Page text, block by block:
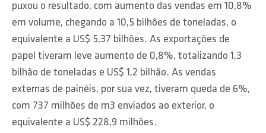
puxou o resultado, com aumento das vendas em 10,8%
em volume, chegando a 10,5 bilhões de toneladas, o
equivalente a US$ 5,37 bilhões. As exportações de
papel tiveram leve aumento de 0,8%, totalizando 1,3
bilhão de toneladas e US$ 1,2 bilhão. As vendas
externas de painéis, por sua vez, tiveram queda de 6%,
com 737 milhões de m3 enviados ao exterior, o
equivalente a US$ 228,9 milhões.